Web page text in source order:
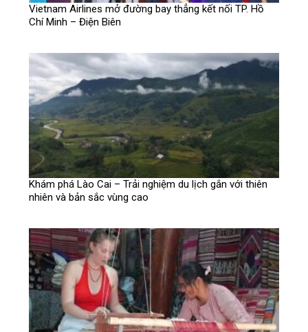
Vietnam Airlines mở đường bay thẳng kết nối TP. Hồ
Chí Minh – Điện Biên
Khám phá Lào Cai – Trải nghiệm du lịch gắn với thiên
nhiên và bản sắc vùng cao